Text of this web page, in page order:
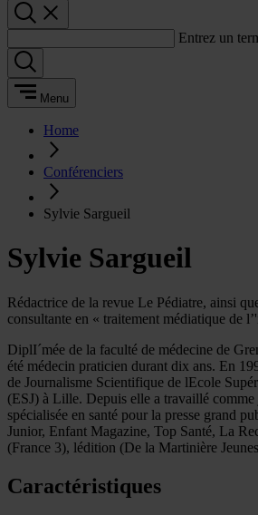
Entrez un
Menu
Home
Conférenciers
Sylvie Sargueil
Sylvie Sargueil
Rédactrice de la revue Le Pédiatre, ainsi
consultante en « traitement médiatique de
DiplI´mée de la faculté de médecine de
été médecin praticien durant dix ans. En
de Journalisme Scientifique de lEcole
(ESJ) à Lille. Depuis elle a travaillé
spécialisée en santé pour la presse grand
Junior, Enfant Magazine, Top Santé, La
(France 3), lédition (De la Martinière
Caractéristiques